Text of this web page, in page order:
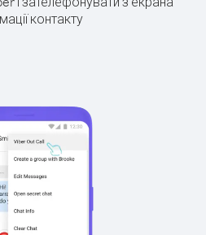
контакту